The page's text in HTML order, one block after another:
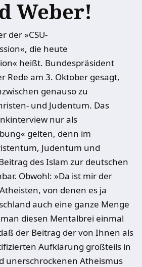
Weber!
der »CSU-
die heute
heißt. Bundespräsident
Rede am 3. Oktober gesagt,
genauso zu
und Judentum. Das
nur als
gelten, denn im
Judentum und
des Islam zur deutschen
Obwohl: »Da ist mir der
von denen es ja
auch eine ganze Menge
diesen Mentalbrei einmal
der Beitrag der von Ihnen als
Aufklärung großteils in
unerschrockenen Atheismus